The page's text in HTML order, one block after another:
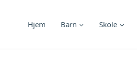
Hjem Barn Skole